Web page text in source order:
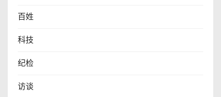
百姓
科技
纪检
访谈